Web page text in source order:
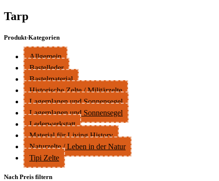
Tarp
Produkt-Kategorien
Allgemein
Bastelleder
Bastelmaterial
Historische Zelte / Militärzelte
Lagerplanen und Sonnensegel
Lagerplanen und Sonnensegel
Lederwerkstatt
Material für Living History
Naturzelte / Leben in der Natur
Tipi Zelte
Nach Preis filtern